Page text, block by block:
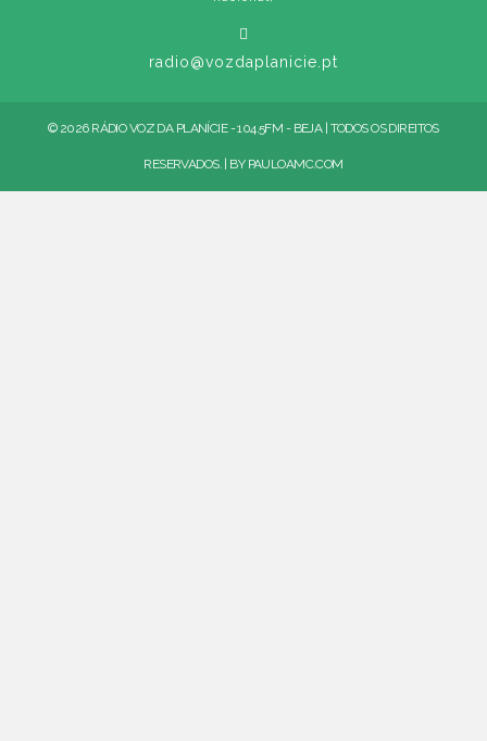
radio@vozdaplanicie.pt
© 2026 RÁDIO VOZ DA PLANÍCIE - 104.5FM - BEJA | TODOS OS DIREITOS
RESERVADOS. | BY PAULOAMC.COM